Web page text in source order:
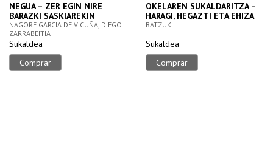
NEGUA – ZER EGIN NIRE
BARAZKI SASKIAREKIN
NAGORE GARCIA DE VICUÑA, DIEGO
ZARRABEITIA
Sukaldea
Comprar
OKELAREN SUKALDARITZA –
HARAGI, HEGAZTI ETA EHIZA
BATZUK
Sukaldea
Comprar